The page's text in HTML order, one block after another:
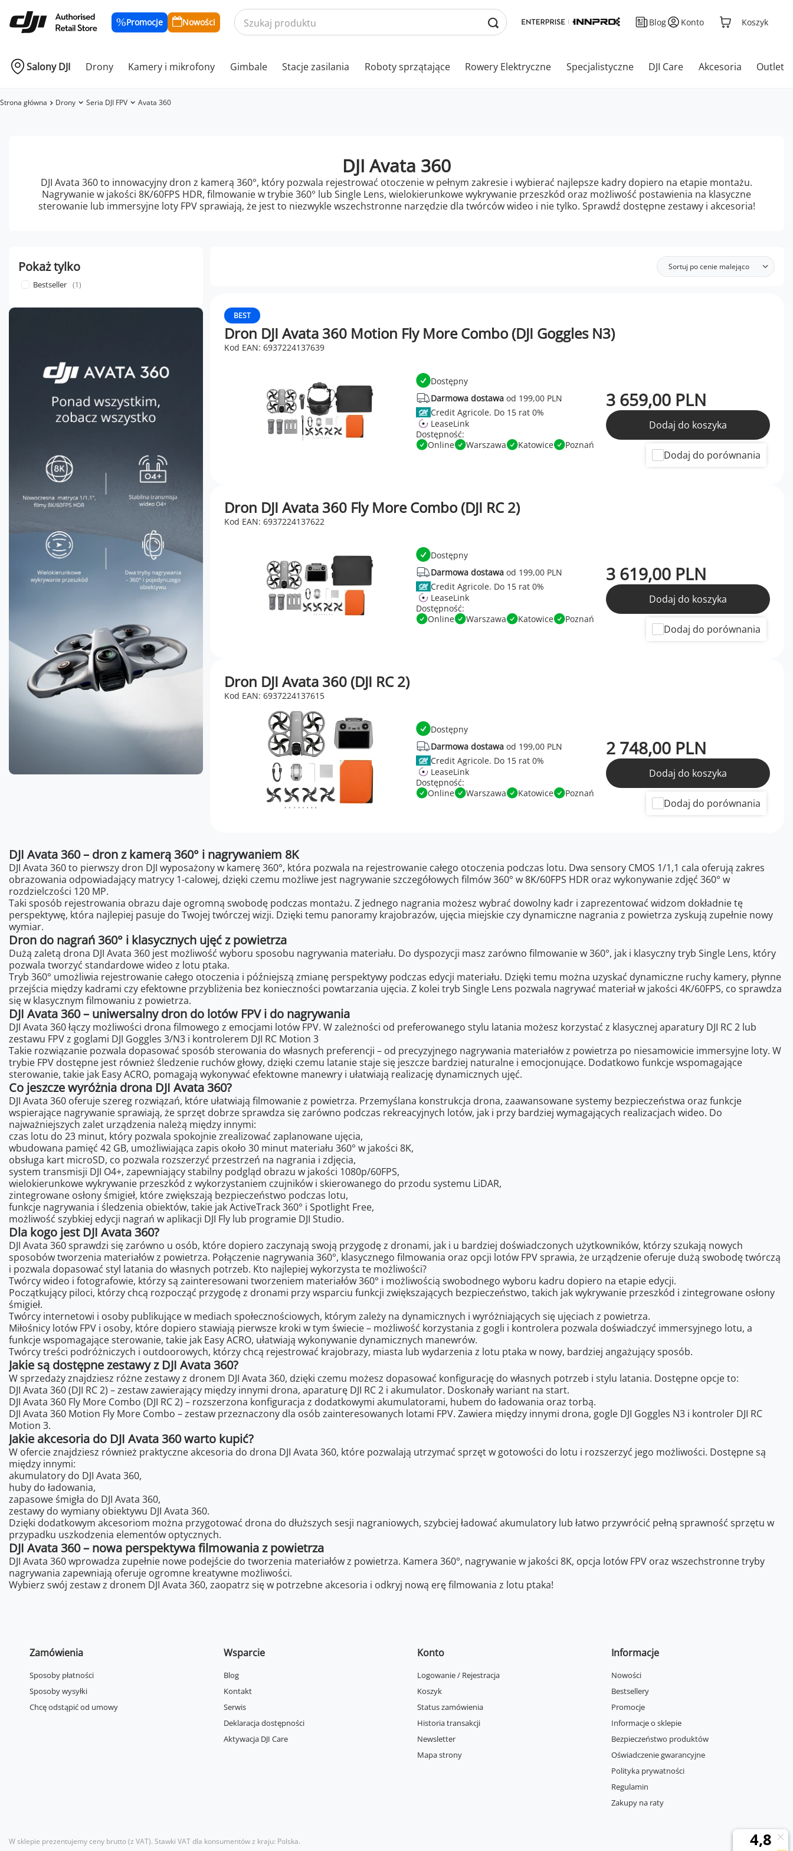
Promocje Nowości Blog Konto Koszyk
Salony DJI Drony Kamery i mikrofony Gimbale Stacje zasilania Roboty sprzątające Rowery Elektryczne Specjalistyczne DJI Care Akcesoria Outlet
Strona główna Drony Seria DJI FPV Avata 360
DJI Avata 360
DJI Avata 360 to innowacyjny dron z kamerą 360°, który pozwala rejestrować otoczenie w pełnym zakresie i wybierać najlepsze kadry dopiero na etapie montażu.
Nagrywanie w jakości 8K/60FPS HDR, filmowanie w trybie 360° lub Single Lens, wielokierunkowe wykrywanie przeszkód oraz możliwość postawienia na klasyczne
sterowanie lub immersyjne loty FPV sprawiają, że jest to niezwykle wszechstronne narzędzie dla twórców wideo i nie tylko. Sprawdź dostępne zestawy i akcesoria!
Pokaż tylko
Bestseller 1
Sortuj po cenie malejąco
BEST
Dron DJI Avata 360 Motion Fly More Combo (DJI Goggles N3)
Kod EAN: 6937224137639
Dostępny
Darmowa dostawaod 199,00 PLN
Credit Agricole.
LeaseLink
Dostępność:
Online
Warszawa Katowice Poznań
3 659,00 PLN
Dodaj do koszyka
Dodaj do porównania
Dron DJI Avata 360 Fly More Combo (DJI RC 2)
Kod EAN: 6937224137622
Dostępny
Darmowa dostawaod 199,00 PLN
Credit Agricole.
LeaseLink
Dostępność:
Online
Warszawa Katowice Poznań
3 619,00 PLN
Dodaj do koszyka
Dodaj do porównania
Dron DJI Avata 360 (DJI RC 2)
Kod EAN: 6937224137615
Dostępny
Darmowa dostawaod 199,00 PLN
Credit Agricole.
LeaseLink
Dostępność:
Online
Warszawa Katowice Poznań
2 748,00 PLN
Dodaj do koszyka
Dodaj do porównania
DJI Avata 360 – dron z kamerą 360° i nagrywaniem 8K
DJI Avata 360 to pierwszy dron DJI wyposażony w kamerę 360°, która pozwala na rejestrowanie całego otoczenia podczas lotu. Dwa sensory CMOS 1/1,1 cala oferują zakres
obrazowania odpowiadający matrycy 1-calowej, dzięki czemu możliwe jest nagrywanie szczegółowych filmów 360° w 8K/60FPS HDR oraz wykonywanie zdjęć 360° w
rozdzielczości 120 MP.
Taki sposób rejestrowania obrazu daje ogromną swobodę podczas montażu. Z jednego nagrania możesz wybrać dowolny kadr i zaprezentować widzom dokładnie tę
perspektywę, która najlepiej pasuje do Twojej twórczej wizji. Dzięki temu panoramy krajobrazów, ujęcia miejskie czy dynamiczne nagrania z powietrza zyskują zupełnie nowy
wymiar.
Dron do nagrań 360° i klasycznych ujęć z powietrza
Dużą zaletą drona DJI Avata 360 jest możliwość wyboru sposobu nagrywania materiału. Do dyspozycji masz zarówno filmowanie w 360°, jak i klasyczny tryb Single Lens, który
pozwala tworzyć standardowe wideo z lotu ptaka.
Tryb 360° umożliwia rejestrowanie całego otoczenia i późniejszą zmianę perspektywy podczas edycji materiału. Dzięki temu można uzyskać dynamiczne ruchy kamery, płynne
przejścia między kadrami czy efektowne przybliżenia bez konieczności powtarzania ujęcia. Z kolei tryb Single Lens pozwala nagrywać materiał w jakości 4K/60FPS, co sprawdza
się w klasycznym filmowaniu z powietrza.
DJI Avata 360 – uniwersalny dron do lotów FPV i do nagrywania
DJI Avata 360 łączy możliwości drona filmowego z emocjami lotów FPV. W zależności od preferowanego stylu latania możesz korzystać z klasycznej aparatury DJI RC 2 lub
zestawu FPV z goglami DJI Goggles 3/N3 i kontrolerem DJI RC Motion 3
Takie rozwiązanie pozwala dopasować sposób sterowania do własnych preferencji – od precyzyjnego nagrywania materiałów z powietrza po niesamowicie immersyjne loty. W
trybie FPV dostępne jest również śledzenie ruchów głowy, dzięki czemu latanie staje się jeszcze bardziej naturalne i emocjonujące. Dodatkowo funkcje wspomagające
sterowanie, takie jak Easy ACRO, pomagają wykonywać efektowne manewry i ułatwiają realizację dynamicznych ujęć.
Co jeszcze wyróżnia drona DJI Avata 360?
DJI Avata 360 oferuje szereg rozwiązań, które ułatwiają filmowanie z powietrza. Przemyślana konstrukcja drona, zaawansowane systemy bezpieczeństwa oraz funkcje
wspierające nagrywanie sprawiają, że sprzęt dobrze sprawdza się zarówno podczas rekreacyjnych lotów, jak i przy bardziej wymagających realizacjach wideo. Do
najważniejszych zalet urządzenia należą między innymi:
czas lotu do 23 minut, który pozwala spokojnie zrealizować zaplanowane ujęcia,
wbudowana pamięć 42 GB, umożliwiająca zapis około 30 minut materiału 360° w jakości 8K,
obsługa kart microSD, co pozwala rozszerzyć przestrzeń na nagrania i zdjęcia,
system transmisji DJI O4+, zapewniający stabilny podgląd obrazu w jakości 1080p/60FPS,
wielokierunkowe wykrywanie przeszkód z wykorzystaniem czujników i skierowanego do przodu systemu LiDAR,
zintegrowane osłony śmigieł, które zwiększają bezpieczeństwo podczas lotu,
funkcje nagrywania i śledzenia obiektów, takie jak ActiveTrack 360° i Spotlight Free,
możliwość szybkiej edycji nagrań w aplikacji DJI Fly lub programie DJI Studio.
Dla kogo jest DJI Avata 360?
DJI Avata 360 sprawdzi się zarówno u osób, które dopiero zaczynają swoją przygodę z dronami, jak i u bardziej doświadczonych użytkowników, którzy szukają nowych
sposobów tworzenia materiałów z powietrza. Połączenie nagrywania 360°, klasycznego filmowania oraz opcji lotów FPV sprawia, że urządzenie oferuje dużą swobodę twórczą
i pozwala dopasować styl latania do własnych potrzeb. Kto najlepiej wykorzysta te możliwości?
Twórcy wideo i fotografowie, którzy są zainteresowani tworzeniem materiałów 360° i możliwością swobodnego wyboru kadru dopiero na etapie edycji.
Początkujący piloci, którzy chcą rozpocząć przygodę z dronami przy wsparciu funkcji zwiększających bezpieczeństwo, takich jak wykrywanie przeszkód i zintegrowane osłony
śmigieł.
Twórcy internetowi i osoby publikujące w mediach społecznościowych, którym zależy na dynamicznych i wyróżniających się ujęciach z powietrza.
Miłośnicy lotów FPV i osoby, które dopiero stawiają pierwsze kroki w tym świecie – możliwość korzystania z gogli i kontrolera pozwala doświadczyć immersyjnego lotu, a
funkcje wspomagające sterowanie, takie jak Easy ACRO, ułatwiają wykonywanie dynamicznych manewrów.
Twórcy treści podróżniczych i outdoorowych, którzy chcą rejestrować krajobrazy, miasta lub wydarzenia z lotu ptaka w nowy, bardziej angażujący sposób.
Jakie są dostępne zestawy z DJI Avata 360?
W sprzedaży znajdziesz różne zestawy z dronem DJI Avata 360, dzięki czemu możesz dopasować konfigurację do własnych potrzeb i stylu latania. Dostępne opcje to:
DJI Avata 360 (DJI RC 2) – zestaw zawierający między innymi drona, aparaturę DJI RC 2 i akumulator. Doskonały wariant na start.
DJI Avata 360 Fly More Combo (DJI RC 2) – rozszerzona konfiguracja z dodatkowymi akumulatorami, hubem do ładowania oraz torbą.
DJI Avata 360 Motion Fly More Combo – zestaw przeznaczony dla osób zainteresowanych lotami FPV. Zawiera między innymi drona, gogle DJI Goggles N3 i kontroler DJI RC
Motion 3.
Jakie akcesoria do DJI Avata 360 warto kupić?
W ofercie znajdziesz również praktyczne akcesoria do drona DJI Avata 360, które pozwalają utrzymać sprzęt w gotowości do lotu i rozszerzyć jego możliwości. Dostępne są
między innymi:
akumulatory do DJI Avata 360,
huby do ładowania,
zapasowe śmigła do DJI Avata 360,
zestawy do wymiany obiektywu DJI Avata 360.
Dzięki dodatkowym akcesoriom można przygotować drona do dłuższych sesji nagraniowych, szybciej ładować akumulatory lub łatwo przywrócić pełną sprawność sprzętu w
przypadku uszkodzenia elementów optycznych.
DJI Avata 360 – nowa perspektywa filmowania z powietrza
DJI Avata 360 wprowadza zupełnie nowe podejście do tworzenia materiałów z powietrza. Kamera 360°, nagrywanie w jakości 8K, opcja lotów FPV oraz wszechstronne tryby
nagrywania zapewniają oferuje ogromne kreatywne możliwości.
Wybierz swój zestaw z dronem DJI Avata 360, zaopatrz się w potrzebne akcesoria i odkryj nową erę filmowania z lotu ptaka!
Zamówienia
Sposoby płatności
Sposoby wysyłki
Chcę odstąpić od umowy
Wsparcie
Blog
Kontakt
Serwis
Deklaracja dostępności
Aktywacja DJI Care
Konto
Logowanie / Rejestracja
Koszyk
Status zamówienia
Historia transakcji
Newsletter
Mapa strony
Informacje
Nowości
Bestsellery
Promocje
Informacje o sklepie
Bezpieczeństwo produktów
Oświadczenie gwarancyjne
Polityka prywatności
Regulamin
Zakupy na raty
W sklepie prezentujemy ceny brutto (z VAT). Stawki VAT dla konsumentów z kraju: Polska.